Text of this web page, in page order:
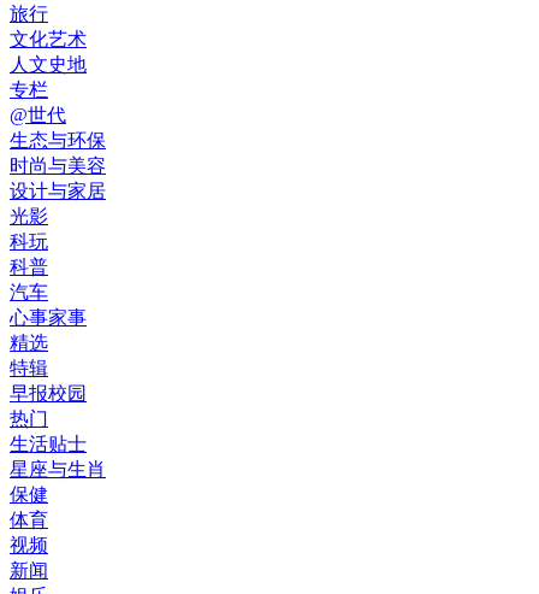
旅行
文化艺术
人文史地
专栏
@世代
生态与环保
时尚与美容
设计与家居
光影
科玩
科普
汽车
心事家事
精选
特辑
早报校园
热门
生活贴士
星座与生肖
保健
体育
视频
新闻